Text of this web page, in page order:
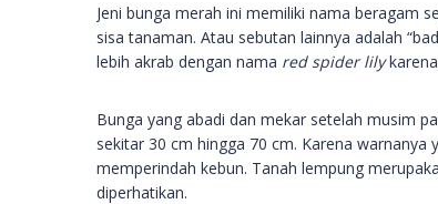
Jeni bunga merah ini memiliki nama beragam
sisa tanaman. Atau sebutan lainnya adalah
lebih akrab dengan nama red spider lily
Bunga yang abadi dan mekar setelah musim
sekitar 30 cm hingga 70 cm. Karena
memperindah kebun. Tanah lempung
diperhatikan.